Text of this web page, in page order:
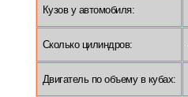
Кузов у автомобиля:
Сколько цилиндров:
Двигатель по объему в кубах: